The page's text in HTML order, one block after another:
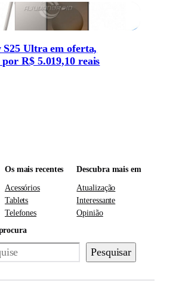
S25 Ultra em oferta,
R$ 5.019,10 reais
Os mais recentes
Acessórios
Tablets
Telefones
Descubra mais em
Atualização
Interessante
Opinião
Pesquisar